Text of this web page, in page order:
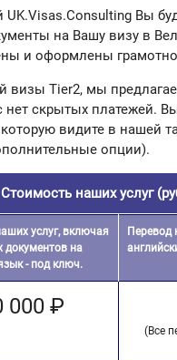
Вы
на Вашу визу в
и оформлены
визы Tier2, мы
нет скрытых платежей.
видите в нашей
опции).
Стоимость наших услуг
услуг, включая
документов на
- под ключ.
Перевод
000 ₽
(Все